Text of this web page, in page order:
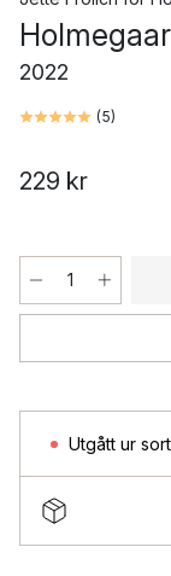
2022
(5)
229 kr
Utgått ur